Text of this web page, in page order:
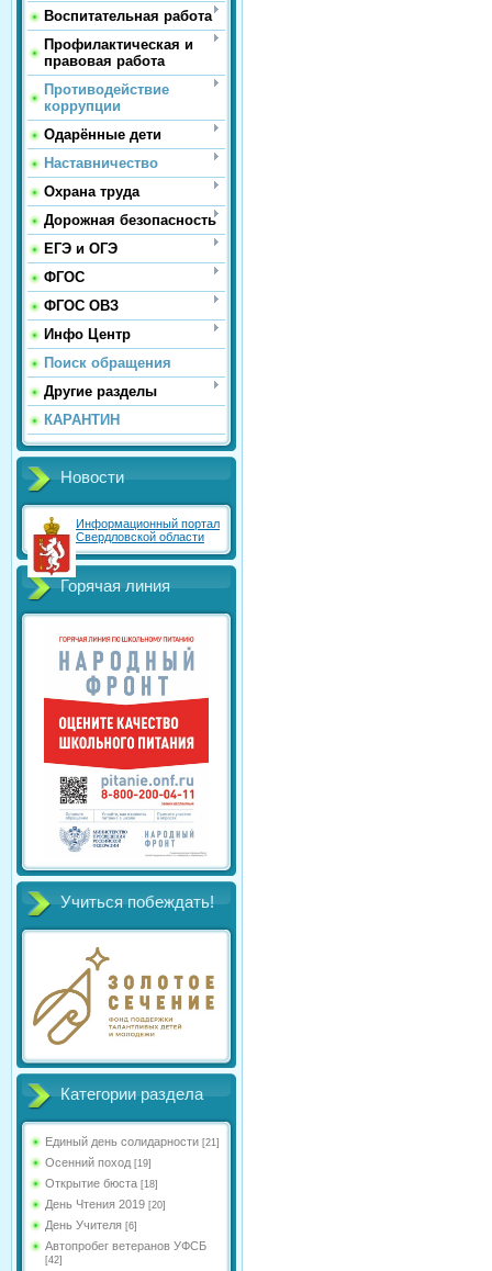
Воспитательная работа
Профилактическая и
правовая работа
Противодействие
коррупции
Одарённые дети
Наставничество
Охрана труда
Дорожная безопасность
ЕГЭ и ОГЭ
ФГОС
ФГОС ОВЗ
Инфо Центр
Поиск обращения
Другие разделы
КАРАНТИН
Новости
Информационный портал
Свердловской области
Горячая линия
Учиться побеждать!
Категории раздела
Единый день солидарности [21]
Осенний поход [19]
Открытие бюста [18]
День Чтения 2019 [20]
День Учителя [6]
Автопробег ветеранов УФСБ
[42]